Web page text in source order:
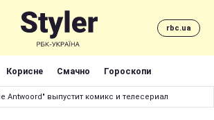
rbc.ua
Корисне Смачно Гороскопи
"Die Antwoord" выпустит комикс и телесериал